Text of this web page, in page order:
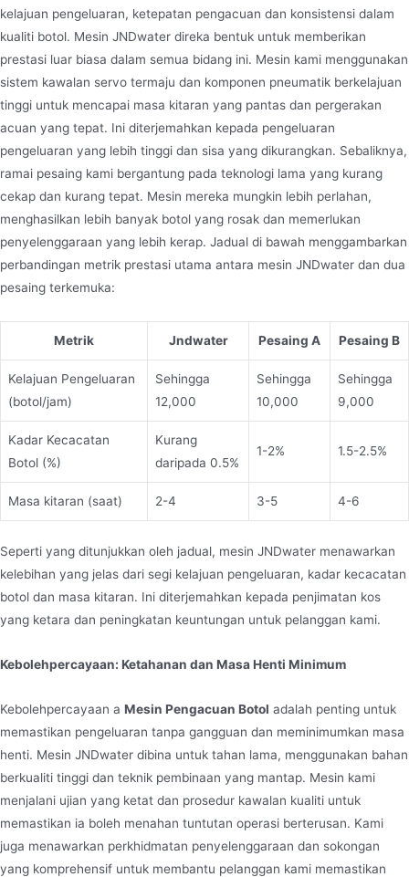
kelajuan pengeluaran, ketepatan pengacuan dan konsistensi dalam
kualiti botol. Mesin JNDwater direka bentuk untuk memberikan
prestasi luar biasa dalam semua bidang ini. Mesin kami menggunakan
sistem kawalan servo termaju dan komponen pneumatik berkelajuan
tinggi untuk mencapai masa kitaran yang pantas dan pergerakan
acuan yang tepat. Ini diterjemahkan kepada pengeluaran
pengeluaran yang lebih tinggi dan sisa yang dikurangkan. Sebaliknya,
ramai pesaing kami bergantung pada teknologi lama yang kurang
cekap dan kurang tepat. Mesin mereka mungkin lebih perlahan,
menghasilkan lebih banyak botol yang rosak dan memerlukan
penyelenggaraan yang lebih kerap. Jadual di bawah menggambarkan
perbandingan metrik prestasi utama antara mesin JNDwater dan dua
pesaing terkemuka:
Metrik Jndwater Pesaing A Pesaing B
Kelajuan Pengeluaran
(botol/jam)
Sehingga
12,000
Sehingga
10,000
Sehingga
9,000
Kadar Kecacatan
Botol (%)
Kurang
daripada 0.5%
1-2% 1.5-2.5%
Masa kitaran (saat) 2-4 3-5 4-6
Seperti yang ditunjukkan oleh jadual, mesin JNDwater menawarkan
kelebihan yang jelas dari segi kelajuan pengeluaran, kadar kecacatan
botol dan masa kitaran. Ini diterjemahkan kepada penjimatan kos
yang ketara dan peningkatan keuntungan untuk pelanggan kami.
Kebolehpercayaan: Ketahanan dan Masa Henti Minimum
Kebolehpercayaan a Mesin Pengacuan Botol adalah penting untuk
memastikan pengeluaran tanpa gangguan dan meminimumkan masa
henti. Mesin JNDwater dibina untuk tahan lama, menggunakan bahan
berkualiti tinggi dan teknik pembinaan yang mantap. Mesin kami
menjalani ujian yang ketat dan prosedur kawalan kualiti untuk
memastikan ia boleh menahan tuntutan operasi berterusan. Kami
juga menawarkan perkhidmatan penyelenggaraan dan sokongan
yang komprehensif untuk membantu pelanggan kami memastikan